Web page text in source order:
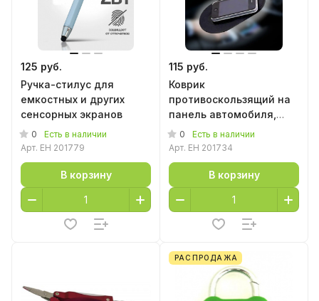
125 руб.
Ручка-стилус для
емкостных и других
сенсорных экранов
0
Есть в наличии
Арт. EH 201779
В корзину
115 руб.
Коврик
противоскользящий на
панель автомобиля,
12*18 см
0
Есть в наличии
Арт. EH 201734
В корзину
РАСПРОДАЖА